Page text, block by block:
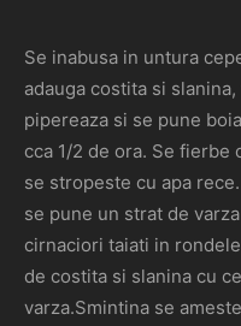
Se inabusa in untura
adauga costita si
pipereaza si se pune
cca 1/2 de ora. Se fierbe
se stropeste cu apa
se pune un strat de
cirnaciori taiati in
de costita si slanina cu
varza.Smintina se